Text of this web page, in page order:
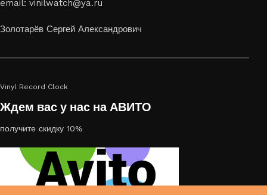
email: vinilwatch@ya.ru
Золотарёв Сергей Александрович
Vinyl Record Clock
Ждем вас у нас на АВИТО
получите скидку 10%